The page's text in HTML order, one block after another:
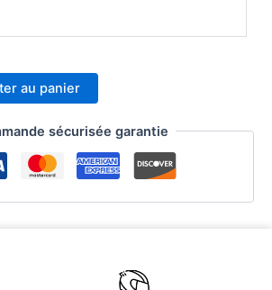
au panier
sécurisée garantie